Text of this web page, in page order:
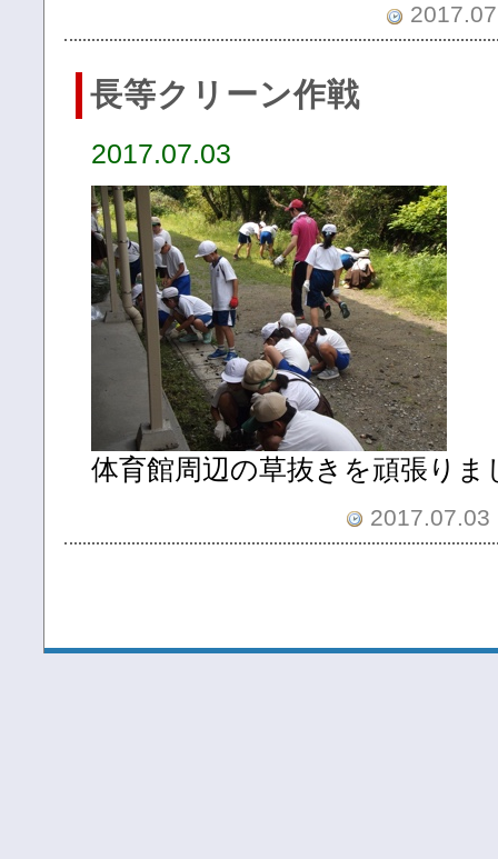
長等クリーン作戦
2017.07.03
体育館周辺の草抜きを頑張りま